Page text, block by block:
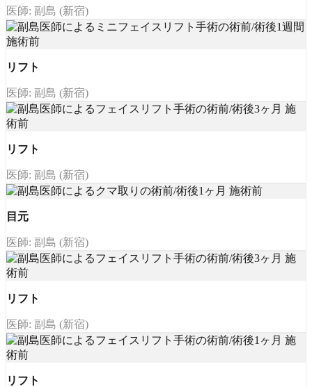
医師: 副島 (新宿)
リフト
医師: 副島 (新宿)
リフト
医師: 副島 (新宿)
目元
医師: 副島 (新宿)
リフト
医師: 副島 (新宿)
リフト